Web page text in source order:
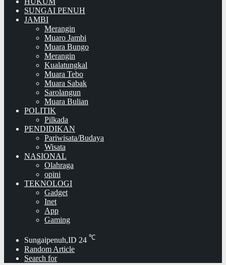
SUNGAI PENUH
JAMBI
Merangin
Muaro Jambi
Muara Bungo
Merangin
Kualatungkal
Muara Tebo
Muara Sabak
Sarolangun
Muara Bulian
POLITIK
Pilkada
PENDIDIKAN
Pariwisata/Budaya
Wisata
NASIONAL
Olahraga
opini
TEKNOLOGI
Gadget
Inet
App
Gaming
Sungaipenuh,ID 24 ℃
Random Article
Search for